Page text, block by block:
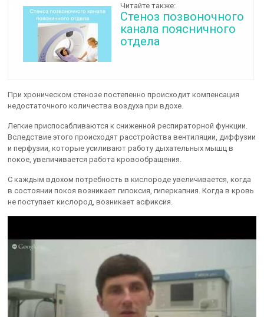
Читайте также:
Стеноз позвоночного
канала поясничного
отдела
При хроническом стенозе постепенно происходит компенсация
недостаточного количества воздуха при вдохе.
Легкие приспосабливаются к сниженной респираторной функции.
Вследствие этого происходят расстройства вентиляции, диффузии
и перфузии, которые усиливают работу дыхательных мышц в
покое, увеличивается работа кровообращения.
С каждым вдохом потребность в кислороде увеличивается, когда
в состоянии покоя возникает гипоксия, гиперкапния. Когда в кровь
не поступает кислород, возникает асфиксия.